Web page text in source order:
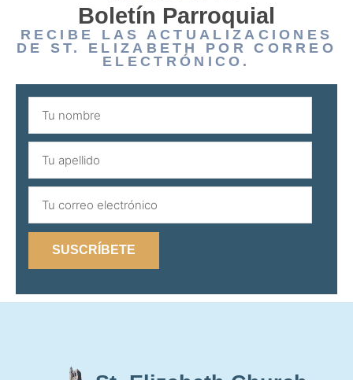
Boletín Parroquial
RECIBE LAS ACTUALIZACIONES
DE ST. ELIZABETH POR CORREO
ELECTRÓNICO.
SUSCRÍBETE